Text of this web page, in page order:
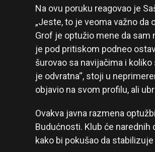
Na ovu poruku reagovao je
„Jeste, to je veoma važno
Grof je optužio mene da sam
je pod pritiskom podneo
šurovao sa navijačima i
je odvratna“, stoji u
objavio na svom profilu, ali
Ovakva javna razmena
Budućnosti. Klub će
kako bi pokušao da